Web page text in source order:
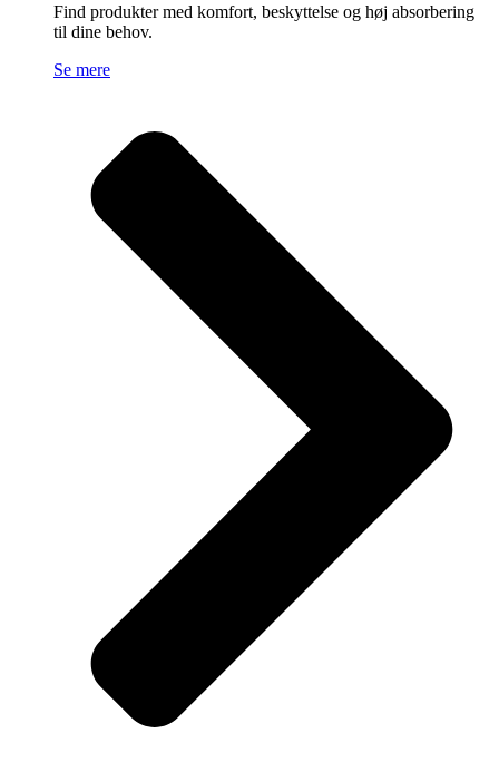
Find produkter med komfort, beskyttelse og høj absorbering
til dine behov.
Se mere